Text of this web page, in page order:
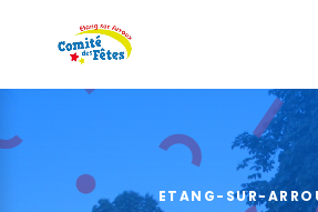
ETANG-SUR-